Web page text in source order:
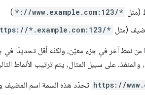
(مثل *://www.example.com:123/*
)
(مثل *.example.com:123/*
من نمط آخر في جزء معيّن، ولكنّه أقل تحديدًا في
على سبيل المثال، يتم ترتيب الأنماط
https:// تحدّد هذه السمة اسم المضيف